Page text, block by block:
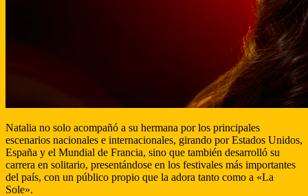
Natalia no solo acompañó a su hermana por los principales
escenarios nacionales e internacionales, girando por Estados Unidos,
España y el Mundial de Francia, sino que también desarrolló su
carrera en solitario, presentándose en los festivales más importantes
del país, con un público propio que la adora tanto como a «La
Sole».